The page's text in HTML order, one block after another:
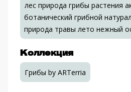
лес природа грибы растения
ботанический грибной
природа травы лето нежный
Коллекция
Грибы by ARTerria